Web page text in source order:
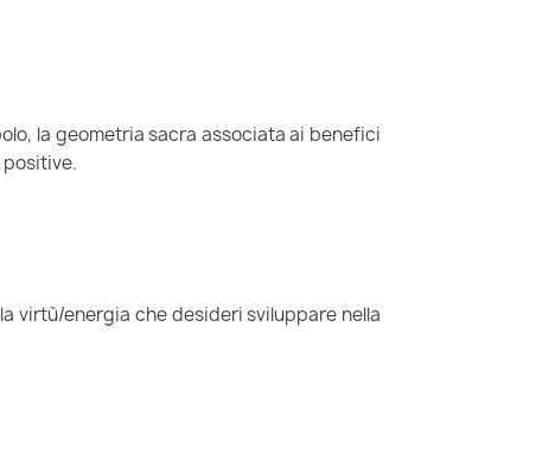
la geometria sacra associata ai benefici
virtù/energia che desideri sviluppare nella